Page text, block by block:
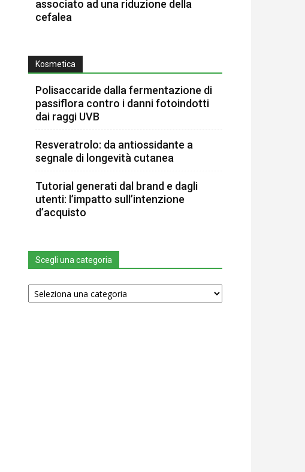
associato ad una riduzione della
cefalea
Kosmetica
Polisaccaride dalla fermentazione di
passiflora contro i danni fotoindotti
dai raggi UVB
Resveratrolo: da antiossidante a
segnale di longevità cutanea
Tutorial generati dal brand e dagli
utenti: l’impatto sull’intenzione
d’acquisto
Scegli una categoria
Scegli
una